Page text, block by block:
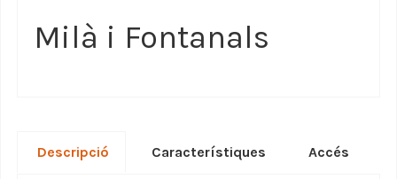
Milà i Fontanals
Descripció Característiques Accés